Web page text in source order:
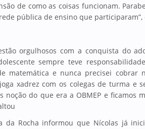
de como as coisas funcionam.
pública de ensino que participaram”,
orgulhosos com a conquista do
sempre teve
matemática e nunca precisei cobrar
xadrez com os colegas de turma e
noção do que era a OBMEP e ficamos
da Rocha informou que Nícolas já